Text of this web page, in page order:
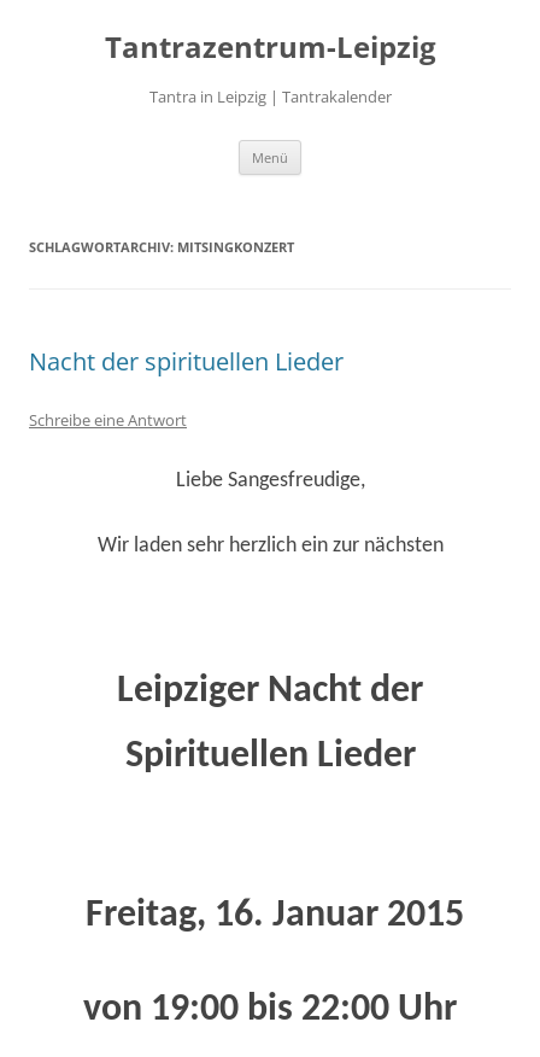
Tantrazentrum-Leipzig
Tantra in Leipzig | Tantrakalender
Menü
SCHLAGWORTARCHIV: MITSINGKONZERT
Nacht der spirituellen Lieder
Schreibe eine Antwort
Liebe Sangesfreudige,
Wir laden sehr herzlich ein zur nächsten
Leipziger Nacht der
Spirituellen Lieder
Freitag, 16. Januar 2015
von 19:00 bis 22:00 Uhr